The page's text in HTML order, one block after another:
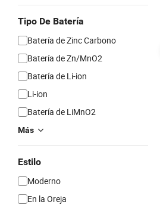
Tipo De Batería
Batería de Zinc Carbono
Batería de Zn/MnO2
Batería de Li-ion
Li-ion
Batería de LiMnO2
Más
Estilo
Moderno
En la Oreja